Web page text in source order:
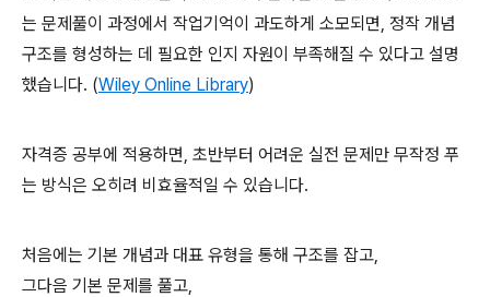
는 문제풀이 과정에서 작업기억이 과도하게 소모되면, 정작 개념
구조를 형성하는 데 필요한 인지 자원이 부족해질 수 있다고 설명
했습니다. (Wiley Online Library)
자격증 공부에 적용하면, 초반부터 어려운 실전 문제만 무작정 푸
는 방식은 오히려 비효율적일 수 있습니다.
처음에는 기본 개념과 대표 유형을 통해 구조를 잡고,
그다음 기본 문제를 풀고,